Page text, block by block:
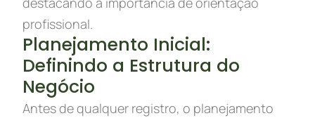
profissional.
Planejamento Inicial:
Definindo a Estrutura do
Negócio
Antes de qualquer registro, o planejamento